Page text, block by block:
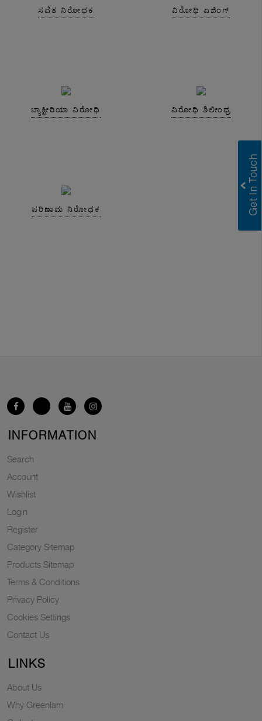
ಸವೆತ ನಿರೋಧಕ ವಿರೋಧಿ ಏಜಿಂಗ್
ಬ್ಯಾಕ್ಟೀರಿಯಾ ವಿರೋಧಿ ವಿರೋಧಿ ಶಿಲೀಂಧ್ರ
ಪರಿಣಾಮ ನಿರೋಧಕ
INFORMATION
Search
Account
Wishlist
Login
Register
Category Sitemap
Products Sitemap
Terms & Conditions
Privacy Policy
Cookies Settings
Contact Us
LINKS
About Us
Why Greenlam